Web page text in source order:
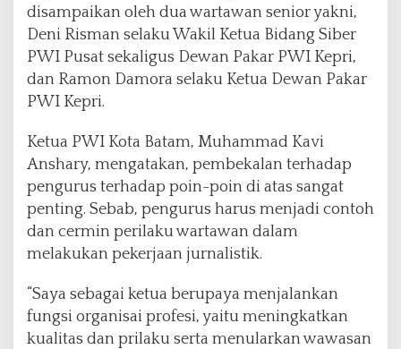
D
R
T
disampaikan oleh dua wartawan senior yakni,
Deni Risman selaku Wakil Ketua Bidang Siber
PWI Pusat sekaligus Dewan Pakar PWI Kepri,
dan Ramon Damora selaku Ketua Dewan Pakar
PWI Kepri.
Ketua PWI Kota Batam, Muhammad Kavi
Anshary, mengatakan, pembekalan terhadap
pengurus terhadap poin-poin di atas sangat
penting. Sebab, pengurus harus menjadi contoh
dan cermin perilaku wartawan dalam
melakukan pekerjaan jurnalistik.
“Saya sebagai ketua berupaya menjalankan
fungsi organisai profesi, yaitu meningkatkan
kualitas dan prilaku serta menularkan wawasan